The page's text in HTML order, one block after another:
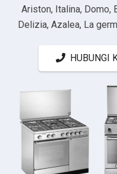
Ariston, Italina, Domo,
Delizia, Azalea, La
HUBUNGI